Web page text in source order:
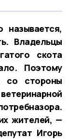
Владельцы
скота
Поэтому
со стороны
жителей, —
Игорь